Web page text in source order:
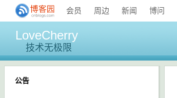
会员 周边 新闻 博问
LoveCherry
技术无极限
公告